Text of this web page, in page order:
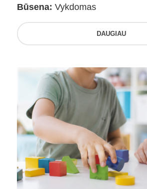
Būsena: Vykdomas
DAUGIAU